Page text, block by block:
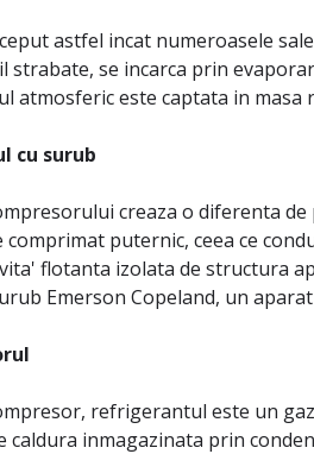
astfel incat numeroasele
strabate, se incarca prin
atmosferic este captata in
cu surub
creaza o diferenta
puternic, ceea ce
flotanta izolata de structura
Emerson Copeland, un
refrigerantul este un
caldura inmagazinata prin